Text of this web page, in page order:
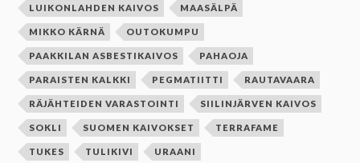
LUIKONLAHDEN KAIVOS MAASÄLPÄ
MIKKO KÄRNÄ OUTOKUMPU
PAAKKILAN ASBESTIKAIVOS PAHAOJA
PARAISTEN KALKKI PEGMATIITTI RAUTAVAARA
RÄJÄHTEIDEN VARASTOINTI SIILINJÄRVEN KAIVOS
SOKLI SUOMEN KAIVOKSET TERRAFAME
TUKES TULIKIVI URAANI